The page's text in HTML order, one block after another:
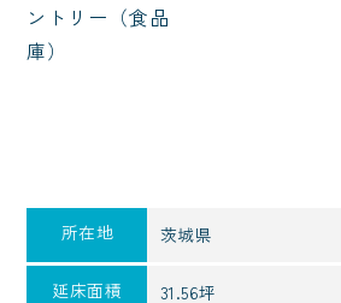
ントリー（食品
庫）
所在地 茨城県
延床面積 31.56坪